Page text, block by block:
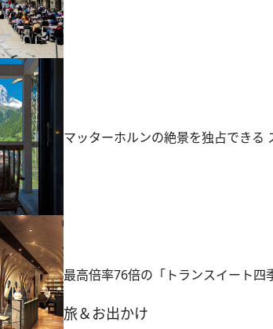
マッターホルンの絶景を独占できる
最高倍率76倍の「トランスイート四
旅＆お出かけ